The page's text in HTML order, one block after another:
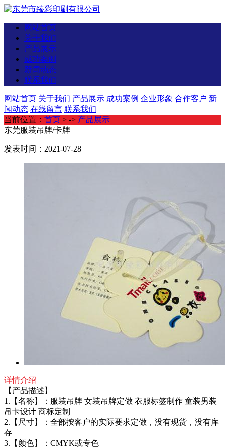
网站首页
关于我们
产品展示
成功案例
新闻动态
联系我们
网站首页 关于我们 产品展示 成功案例 企业形象 合作客户 新
闻动态 在线留言 联系我们
当前位置： 首页 > -> 产品展示
东莞服装吊牌/卡牌
发表时间：2021-07-28
详情介绍
【产品描述】
1.【名称】：服装吊牌 女装吊牌定做 衣服标签制作 童装男装
吊卡设计 商标定制
2.【尺寸】：全部按客户的实际要求定做，没有现货，没有库
存
3.【颜色】：CMYK或专色